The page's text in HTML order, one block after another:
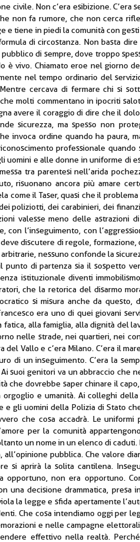
civile. Non c’era esibizione.
non fa rumore, che non cerca
e tiene in piedi la comunità con
di circostanza. Non basta
di sempre, dove troppo
è vivo. Chiamato eroe nel giorno
nel tempo ordinario del
cercava di fermare chi si
molti commentano in ipocriti
avere il coraggio di dire che il
sicurezza, ma spesso non
invoca ordine quando ha paura,
professionale
uomini e alle donne in uniforme di
tra parentesi nell’arida
risuonano ancora più amare
come il Taser, quasi che il
poliziotti, dei carabinieri, dei
valesse meno delle astrazioni
con l’inseguimento, con
discutere di regole,
nessuno confonde la
punto di partenza sia il sospetto
istituzionale diventi
che la retorica del disarmo
si misura anche da questo,
era uno di quei giovani
fatica, alla famiglia, alla dignità del
nelle strade, nei quartieri, nei
del Vallo e c’era Milano. C’era il
di un inseguimento. C’era la
suoi genitori va un abbraccio che
che dovrebbe saper chinare il
e umanità. Ai colleghi
gli uomini della Polizia di Stato
che cosa accadrà. Le uniformi
per la comunità
un nome in un elenco di
pubblica. Che valore
si aprirà la solita cantilena.
opportuno, non era opportuno.
una decisione drammatica, presa
la legge e sfida apertamente
Che cosa intendiamo oggi per
e nelle campagne
effettivo nella realtà.